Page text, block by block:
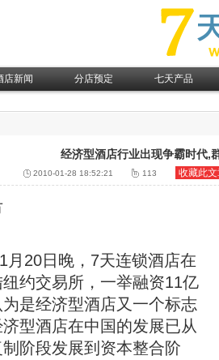
店新闻 分店预定
华东地区分店预定
华北地区分店预定
七天产品
七天展示
经济型酒店行业出现争霸时代,
2010-01-28 18:52:21 113 收藏此
20日晚，7天连锁酒店在
约交易所，一举融资11亿
是经济型酒店又一个标志
型酒店在中国的发展已从
阶段发展到资本整合阶